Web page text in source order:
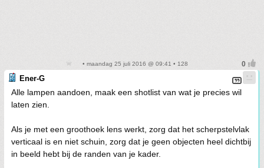
• maandag 25 juli 2016 @ 09:41 • 128
Ener-G
Alle lampen aandoen, maak een shotlist van wat je precies wil
laten zien.
Als je met een groothoek lens werkt, zorg dat het scherpstelvlak
verticaal is en niet schuin, zorg dat je geen objecten heel dichtbij
in beeld hebt bij de randen van je kader.